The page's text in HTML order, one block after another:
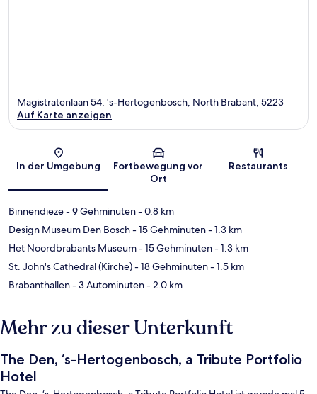
Karte
Magistratenlaan 54, 's-Hertogenbosch, North Brabant, 5223
Auf Karte anzeigen
In der Umgebung
Fortbewegung vor
Ort
Restaurants
Binnendieze- 9 Gehminuten- 0.8 km
Design Museum Den Bosch- 15 Gehminuten- 1.3 km
Het Noordbrabants Museum- 15 Gehminuten- 1.3 km
St. John's Cathedral (Kirche)- 18 Gehminuten- 1.5 km
Brabanthallen- 3 Autominuten- 2.0 km
Mehr zu dieser Unterkunft
The Den, ‘s-Hertogenbosch, a Tribute Portfolio
Hotel